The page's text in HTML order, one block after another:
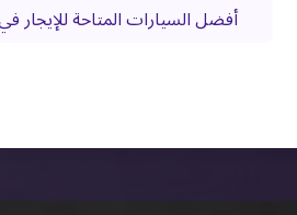
أفضل السيارات المتاحة للإيجار